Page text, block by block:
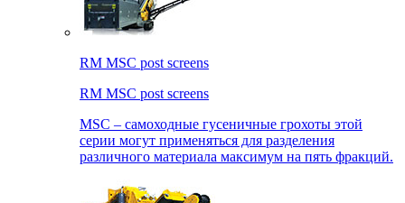
RM MSC post screens
RM MSC post screens
MSC – самоходные гусеничные грохоты этой
серии могут применяться для разделения
различного материала максимум на пять фракций.